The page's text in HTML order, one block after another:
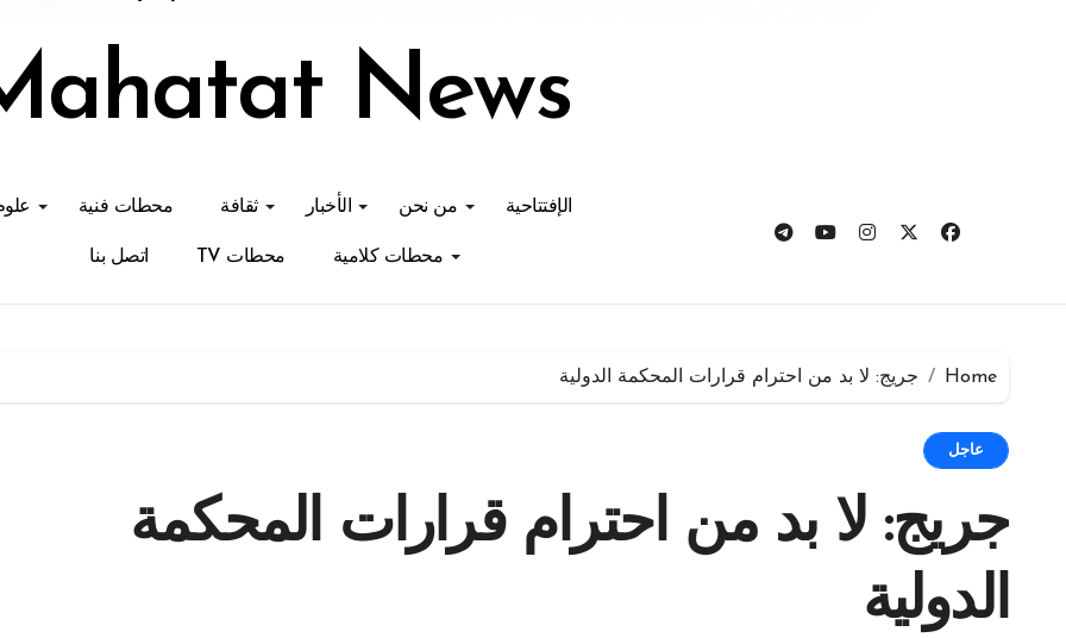
News
الإفتتاحية من نحن الأخبار ثقافة محطات فنية
محطات كلامية محطات TV اتصل بنا
Home جريج: لا بد من احترام قرارات المحكمة الدولية
عاجل
جريج: لا بد من احترام قرارات المحكمة
الدولية